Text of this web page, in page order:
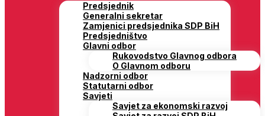
Predsjednik
Generalni sekretar
Zamjenici predsjednika SDP BiH
Predsjedništvo
Glavni odbor
Rukovodstvo Glavnog odbora
O Glavnom odboru
Nadzorni odbor
Statutarni odbor
Savjeti
Savjet za ekonomski razvoj